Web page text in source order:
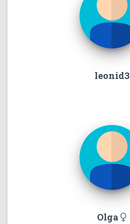
leonid3
Olga